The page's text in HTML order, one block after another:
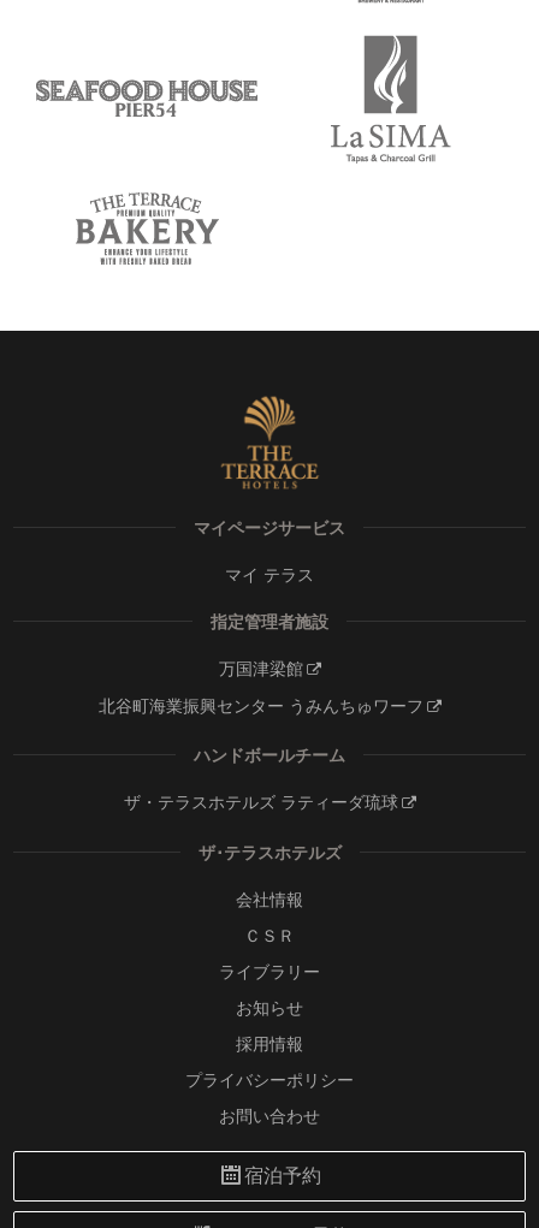
マイページサービス
マイ テラス
指定管理者施設
万国津梁館
北谷町海業振興センター うみんちゅワーフ
ハンドボールチーム
ザ・テラスホテルズ ラティーダ琉球
ザ･テラスホテルズ
会社情報
ＣＳＲ
ライブラリー
お知らせ
採用情報
プライバシーポリシー
お問い合わせ
宿泊予約